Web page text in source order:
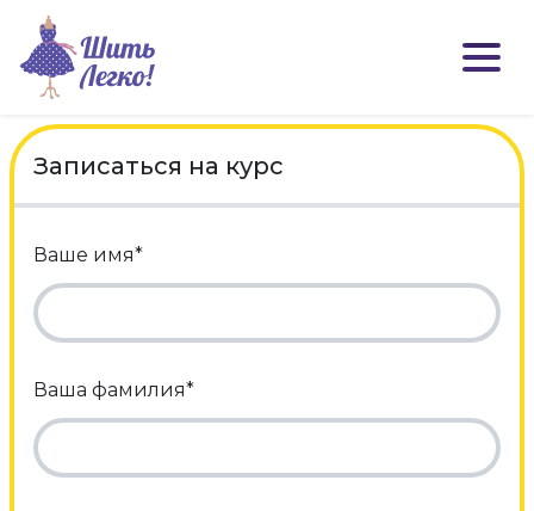
Записаться на курс
Ваше имя*
Ваша фамилия*